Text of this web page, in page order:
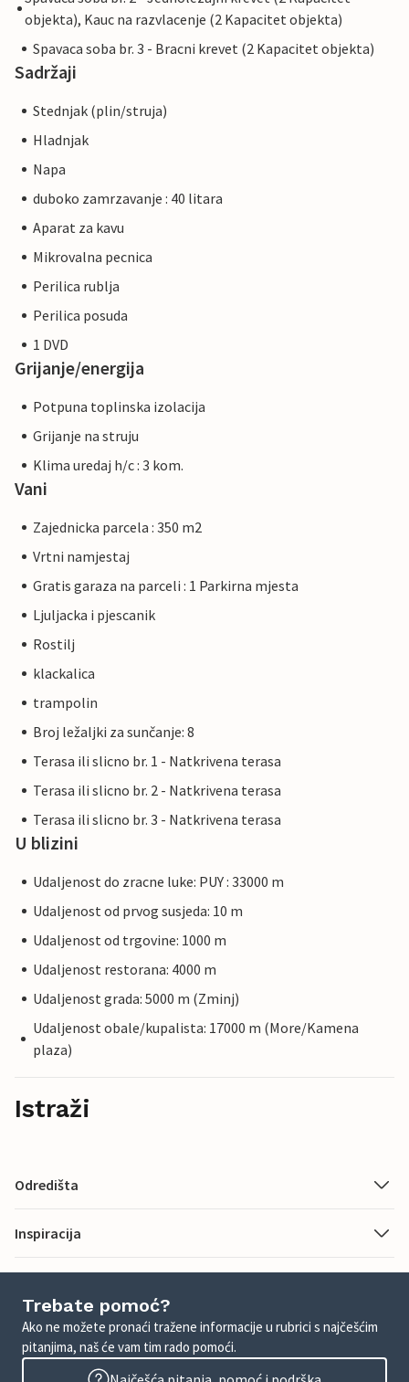
objekta), Kauc na razvlacenje (2 Kapacitet objekta)
Spavaca soba br. 3 - Bracni krevet (2 Kapacitet objekta)
Sadržaji
Stednjak (plin/struja)
Hladnjak
Napa
duboko zamrzavanje : 40 litara
Aparat za kavu
Mikrovalna pecnica
Perilica rublja
Perilica posuda
1 DVD
Grijanje/energija
Potpuna toplinska izolacija
Grijanje na struju
Klima uredaj h/c : 3 kom.
Vani
Zajednicka parcela : 350 m2
Vrtni namjestaj
Gratis garaza na parceli : 1 Parkirna mjesta
Ljuljacka i pjescanik
Rostilj
klackalica
trampolin
Broj ležaljki za sunčanje: 8
Terasa ili slicno br. 1 - Natkrivena terasa
Terasa ili slicno br. 2 - Natkrivena terasa
Terasa ili slicno br. 3 - Natkrivena terasa
U blizini
Udaljenost do zracne luke: PUY : 33000 m
Udaljenost od prvog susjeda: 10 m
Udaljenost od trgovine: 1000 m
Udaljenost restorana: 4000 m
Udaljenost grada: 5000 m (Zminj)
Udaljenost obale/kupalista: 17000 m (More/Kamena
plaza)
Istraži
Odredišta
Inspiracija
Trebate pomoć?
Ako ne možete pronaći tražene informacije u rubrici s najčešćim
pitanjima, naš će vam tim rado pomoći.